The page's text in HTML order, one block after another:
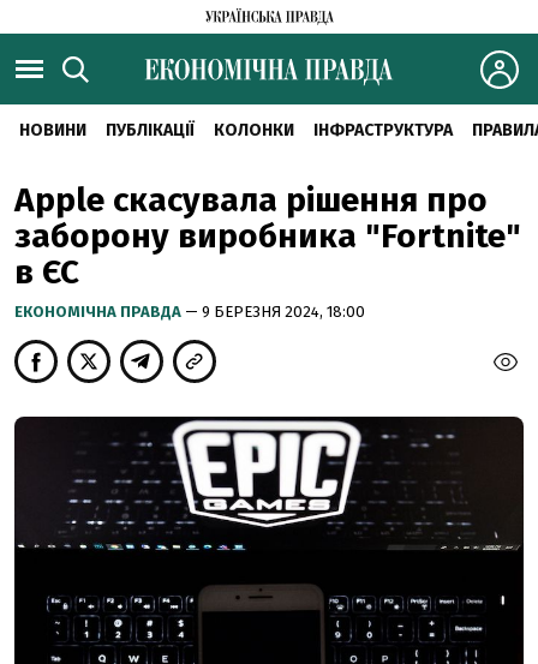
НОВИНИ ПУБЛІКАЦІЇ КОЛОНКИ ІНФРАСТРУКТУРА
Apple скасувала рішення про
заборону виробника "Fortnite"
в ЄС
ЕКОНОМІЧНА ПРАВДА — 9 БЕРЕЗНЯ 2024, 18:00